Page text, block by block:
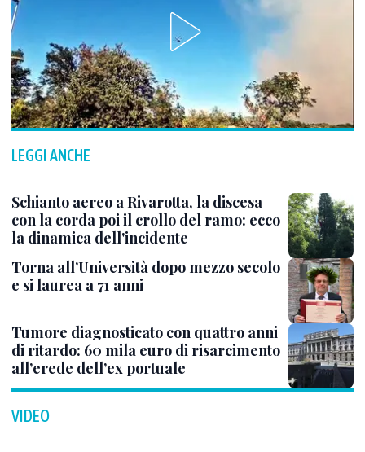
LEGGI ANCHE
Schianto aereo a Rivarotta, la discesa
con la corda poi il crollo del ramo: ecco
la dinamica dell'incidente
Torna all’Università dopo mezzo secolo
e si laurea a 71 anni
Tumore diagnosticato con quattro anni
di ritardo: 60 mila euro di risarcimento
all’erede dell’ex portuale
VIDEO